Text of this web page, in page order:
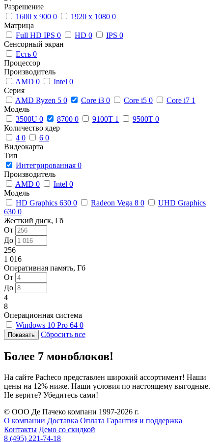
Разрешение
1600 x 900 0 1920 x 1080 0
Матрица
Full HD IPS 0 HD 0 IPS 0
Сенсорный экран
Есть 0
Процессор
Производитель
AMD 0 Intel 0
Серия
AMD Ryzen 5 0 Core i3 0 Core i5 0 Core i7 1
Модель
3500U 0 8700 0 9100T 1 9500T 0
Количество ядер
4 0 6 0
Видеокарта
Тип
Интегрированная 0
Производитель
AMD 0 Intel 0
Модель
HD Graphics 630 0 Radeon Vega 8 0
UHD Graphics
630 0
Жесткий диск, Гб
От
До
256
1 016
Оперативная память, Гб
От
До
4
8
Операционная система
Windows 10 Pro 64 0
Сбросить все
Более 7 моноблоков!
На сайте Pacheco представлен широкий ассортимент! Наши
цены на 12% ниже. Наши условия по настоящему выгодные.
Не верите? Убедитесь сами!
© ООО Де Пачеко компани 1997-2026 г.
О компании Доставка Оплата Гарантия и поддержка
Контакты Демо со скидкой
8 (495) 221-74-18